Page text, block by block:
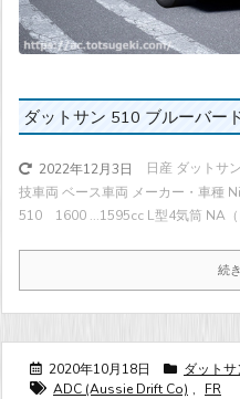
ダットサン 510 ブルーバー
2022年12月3日
日産 ダットサ
技車両 ベース車両 メーカー・車種
510 1600 ...1595cc L型4気筒 NA（
続
2020年10月18日
ダット
ADC (Aussie Drift Co) , FR